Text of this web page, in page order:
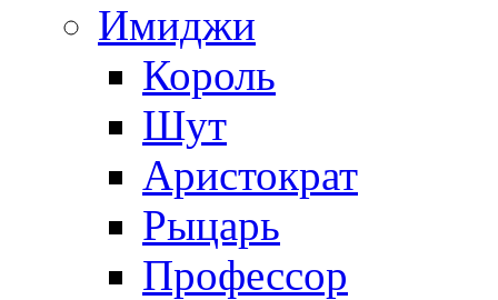
Имиджи
Король
Шут
Аристократ
Рыцарь
Профессор